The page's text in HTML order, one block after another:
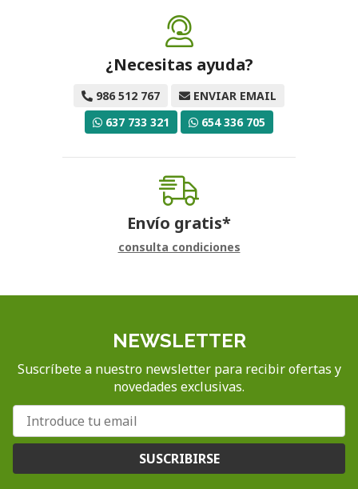
¿Necesitas ayuda?
986 512 767
ENVIAR EMAIL
637 733 321
654 336 705
Envío gratis*
consulta condiciones
NEWSLETTER
Suscríbete a nuestro newsletter para recibir ofertas y
novedades exclusivas.
SUSCRIBIRSE